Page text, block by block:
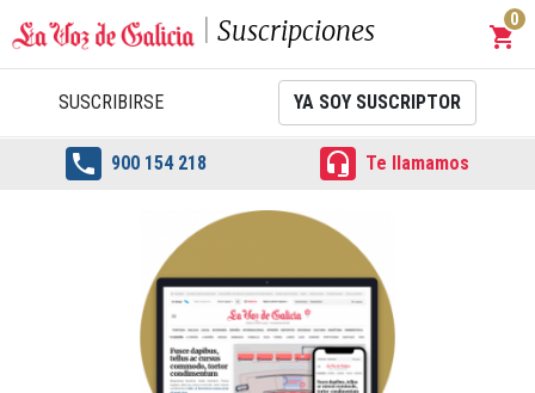
Suscripciones shopping_cart
0
SUSCRIBIRSE YA SOY SUSCRIPTOR
 900 154 218  Te llamamos